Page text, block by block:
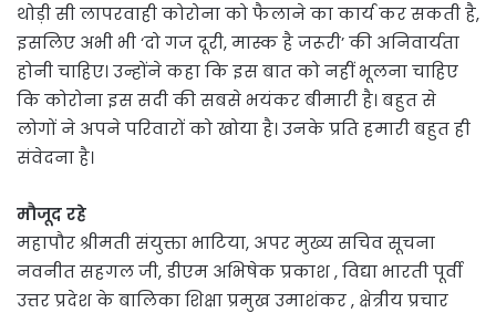
थोड़ी सी लापरवाही कोरोना को फैलाने का कार्य कर सकती है,
इसलिए अभी भी ‘दो गज दूरी, मास्क है जरूरी’ की अनिवार्यता
होनी चाहिए। उन्होंने कहा कि इस बात को नहीं भूलना चाहिए
कि कोरोना इस सदी की सबसे भयंकर बीमारी है। बहुत से
लोगों ने अपने परिवारों को खोया है। उनके प्रति हमारी बहुत ही
संवेदना है।
मौजूद रहे
महापौर श्रीमती संयुक्ता भाटिया, अपर मुख्य सचिव सूचना
नवनीत सहगल जी, डीएम अभिषेक प्रकाश , विद्या भारती पूर्वी
उत्तर प्रदेश के बालिका शिक्षा प्रमुख उमाशंकर , क्षेत्रीय प्रचार